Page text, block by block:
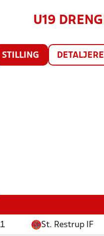
U19
STILLING
1 St. Restrup IF